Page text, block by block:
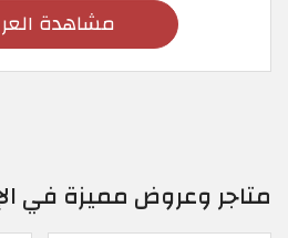
مشاهدة
متاجر وعروض مميزة في